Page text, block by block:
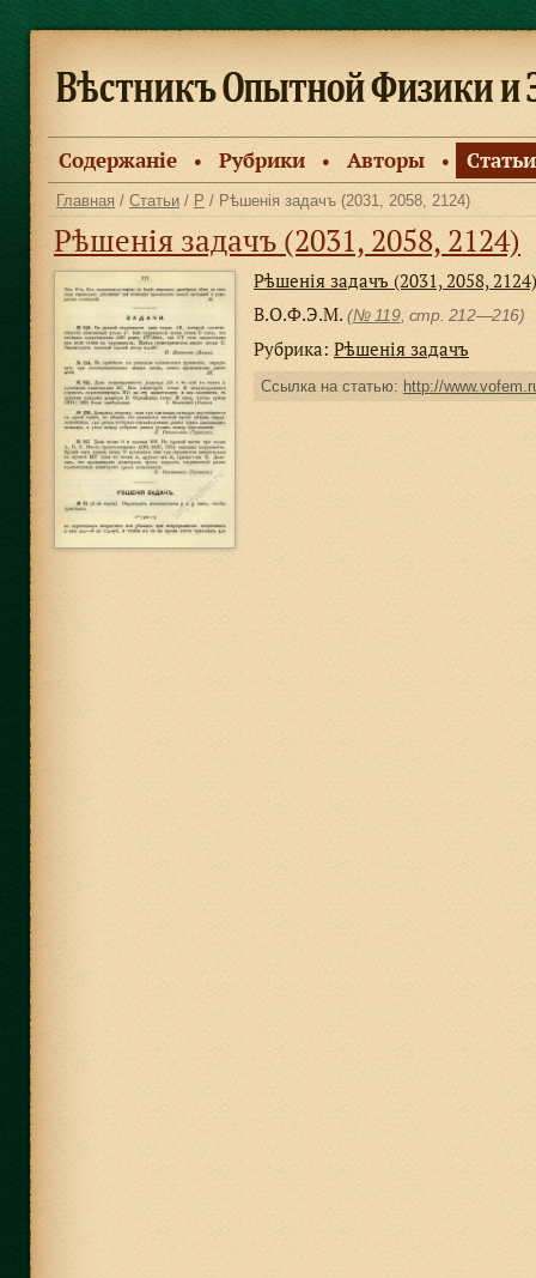
Содержанiе ● Рубрики ● Авторы ● Статьи
Главная / Статьи / Р / Рѣшенiя задачъ (2031, 2058, 2124)
Рѣшенiя задачъ (2031, 2058, 2124)
Рѣшенiя задачъ (2031, 2058, 2124)
В.О.Ф.Э.М. (№ 119, стр. 212—216)
Рубрика: Рѣшенiя задачъ
Ссылка на статью: http://